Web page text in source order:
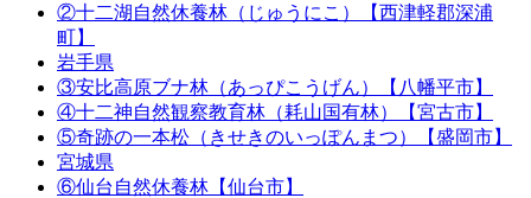
②十二湖自然休養林（じゅうにこ）【西津軽郡深浦
町】
岩手県
③安比高原ブナ林（あっぴこうげん）【八幡平市】
④十二神自然観察教育林（耗山国有林）【宮古市】
⑤奇跡の一本松（きせきのいっぽんまつ）【盛岡市】
宮城県
⑥仙台自然休養林【仙台市】